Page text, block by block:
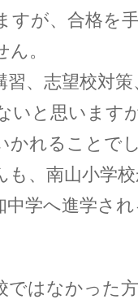
すが、合格を
。
、志望校対
いと思います
かれることで
も、南山小学
中学へ進学さ
ではなかった